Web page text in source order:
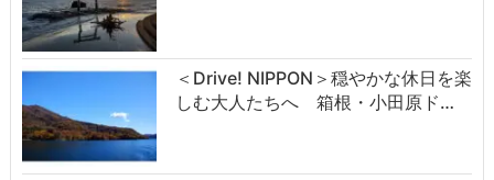
＜Drive! NIPPON＞穏やかな休日を楽
しむ大人たちへ 箱根・小田原ド…